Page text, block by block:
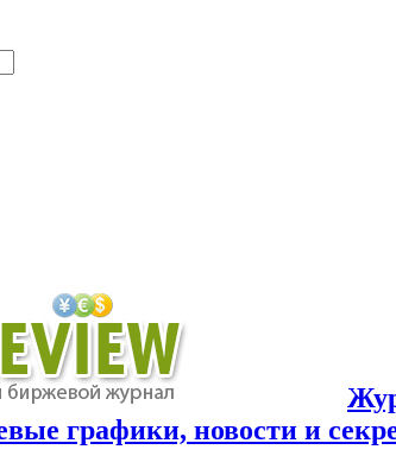
графики, новости и